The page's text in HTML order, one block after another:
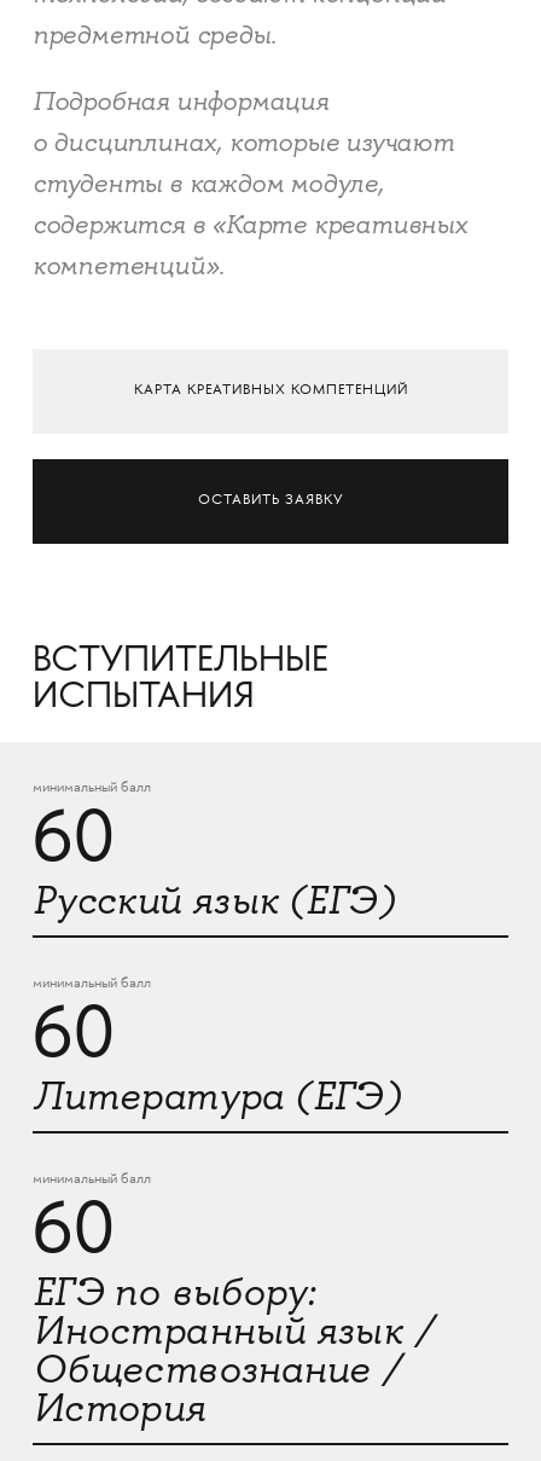
предметной среды.
Подробная информация
о дисциплинах, которые изучают
студенты в каждом модуле,
содержится в «Карте креативных
компетенций».
КАРТА КРЕАТИВНЫХ КОМПЕТЕНЦИЙ
ОСТАВИТЬ ЗАЯВКУ
ВСТУПИТЕЛЬНЫЕ
ИСПЫТАНИЯ
минимальный балл
60
Русский язык (ЕГЭ)
минимальный балл
60
Литература (ЕГЭ)
минимальный балл
60
ЕГЭ по выбору:
Иностранный язык /
Обществознание /
История